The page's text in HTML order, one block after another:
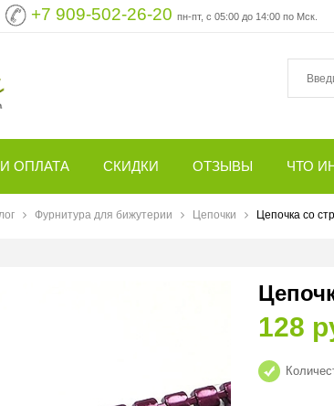
+7 909-502-26-20 пн-пт, с 05:00 до 14:00 по Мск.
ОПЛАТА СКИДКИ ОТЗЫВЫ ЧТО
Фурнитура для бижутерии Цепочки Цепочка со
128